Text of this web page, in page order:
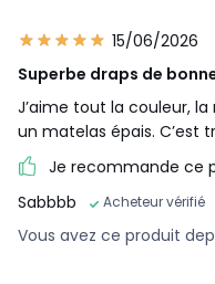
15/06/2026
Superbe draps de
J’aime tout la couleur,
un matelas épais. C’est
Je recommande ce
Sabbbb
Acheteur vérifié
Vous avez ce produit